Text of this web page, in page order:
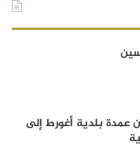
عمدة بلدية أغورط إلى